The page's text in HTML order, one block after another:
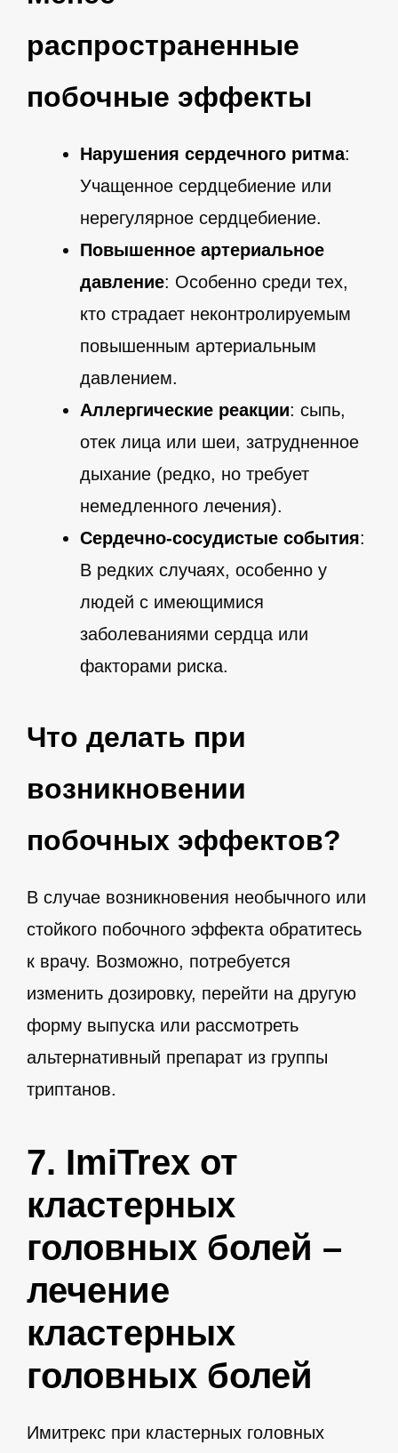
распространенные
побочные эффекты
Нарушения сердечного ритма:
Учащенное сердцебиение или
нерегулярное сердцебиение.
Повышенное артериальное
давление: Особенно среди тех,
кто страдает неконтролируемым
повышенным артериальным
давлением.
Аллергические реакции: сыпь,
отек лица или шеи, затрудненное
дыхание (редко, но требует
немедленного лечения).
Сердечно-сосудистые события:
В редких случаях, особенно у
людей с имеющимися
заболеваниями сердца или
факторами риска.
Что делать при
возникновении
побочных эффектов?
В случае возникновения необычного или
стойкого побочного эффекта обратитесь
к врачу. Возможно, потребуется
изменить дозировку, перейти на другую
форму выпуска или рассмотреть
альтернативный препарат из группы
триптанов.
7. ImiTrex от
кластерных
головных болей –
лечение
кластерных
головных болей
Имитрекс при кластерных головных